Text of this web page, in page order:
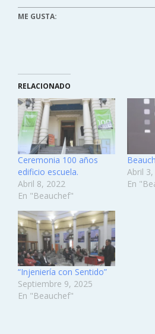
ME GUSTA:
RELACIONADO
Ceremonia 100 años
edificio escuela.
Abril 8, 2022
En "Beauchef"
Abril
En
“Injeniería con Sentido”
Septiembre 9, 2025
En "Beauchef"